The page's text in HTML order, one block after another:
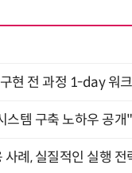
현 전 과정 1-day 워
스템 구축 노하우 공
례, 실질적인 실행